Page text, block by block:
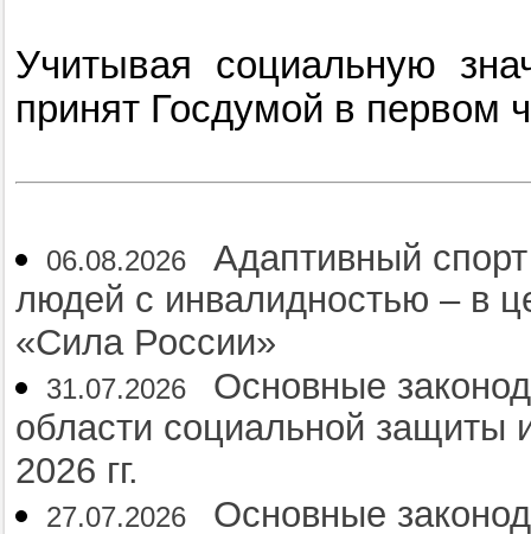
Учитывая социальную
принят Госдумой в первом
06.08.2026 Адаптивный
людей с инвалидностью – в
«Сила России»
31.07.2026 Основные
области социальной защиты
2026 гг.
27.07.2026 Основные